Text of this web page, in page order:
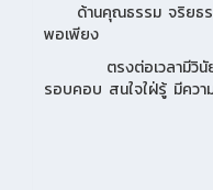
ด้านคุณธรรม จริยธร
พอเพียง
ตรงต่อเวลามีวินัย
รอบคอบ สนใจใฝ่รู้ มีคว